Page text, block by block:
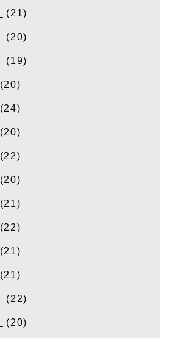
(21)
(20)
(19)
(20)
(24)
(20)
(22)
(20)
(21)
(22)
(21)
(21)
(22)
(20)